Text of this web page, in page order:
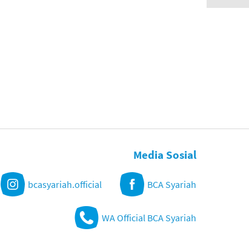
Media Sosial
bcasyariah.official BCA Syariah
WA Official BCA Syariah